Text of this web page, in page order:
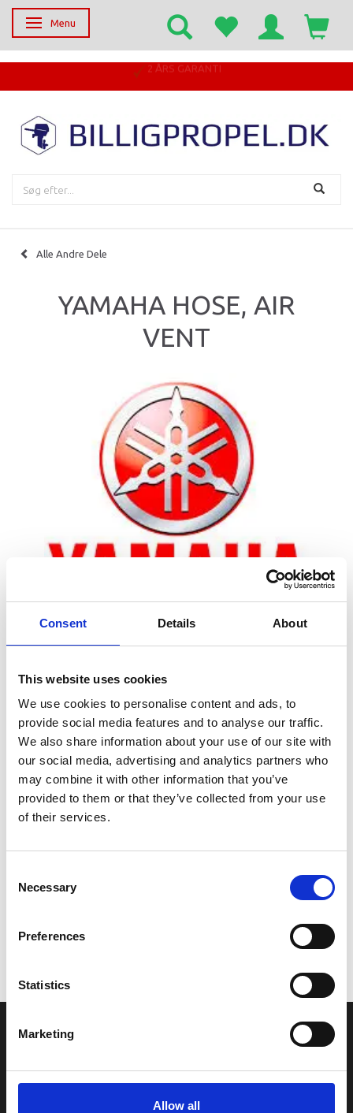
Consent Details About
This website uses cookies
We use cookies to personalise content and ads, to
provide social media features and to analyse our traffic.
We also share information about your use of our site with
our social media, advertising and analytics partners who
may combine it with other information that you’ve
provided to them or that they’ve collected from your use
of their services.
Selection
Necessary
Preferences
Statistics
Marketing
Allow all
Skifte navigation
Menu
2 ÅRS GARANTI
Alle Andre Dele
YAMAHA HOSE, AIR
VENT
Zoom
Leveringstid er 5-6 dag(e)
Model/varenr.: F0DU785G1000
124,86 DKK
Vi oplever i øjeblikket store og hyppige prisændringer i markedet.
leveres, eller hvor prisen afviger fra det viste. Vi kontakter dig
naturligvis, hvis dette er tilfældet.
INFORMATIONER